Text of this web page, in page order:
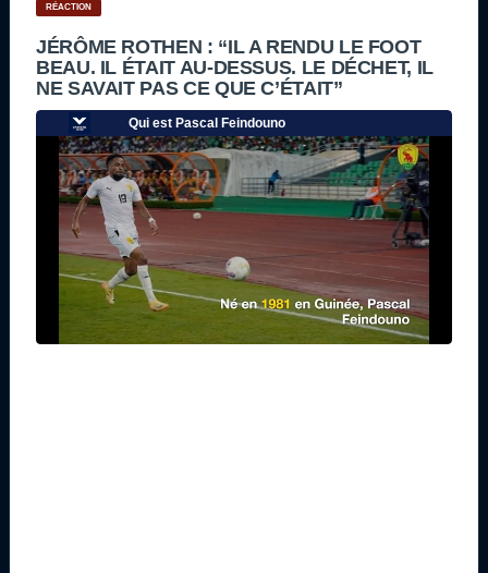
RÉACTION
JÉRÔME ROTHEN : “IL A RENDU LE FOOT
BEAU. IL ÉTAIT AU-DESSUS. LE DÉCHET, IL
NE SAVAIT PAS CE QUE C’ÉTAIT”